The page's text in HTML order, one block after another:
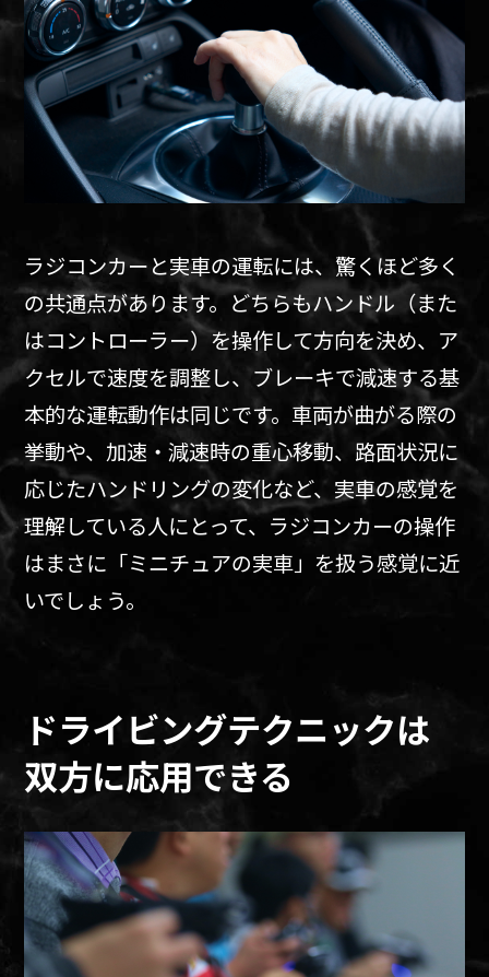
ラジコンカーと実車の運転には、驚くほど多く
の共通点があります。どちらもハンドル（また
はコントローラー）を操作して方向を決め、ア
クセルで速度を調整し、ブレーキで減速する基
本的な運転動作は同じです。車両が曲がる際の
挙動や、加速・減速時の重心移動、路面状況に
応じたハンドリングの変化など、実車の感覚を
理解している人にとって、ラジコンカーの操作
はまさに「ミニチュアの実車」を扱う感覚に近
いでしょう。
ドライビングテクニックは
双方に応用できる